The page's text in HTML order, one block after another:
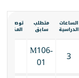
الساعات
الدراسية
متطلب
سابق
توصيف
المقرر
3
M106-
01